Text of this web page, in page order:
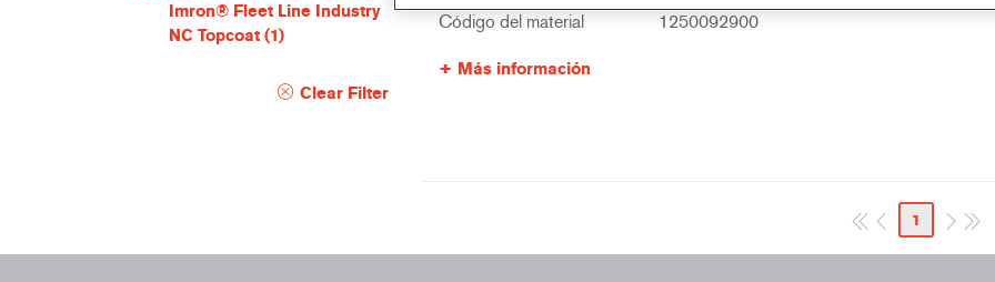
Imron® Fleet Line Industry
NC Topcoat(1)
Clear Filter
Código del material 1250092900
Más información
1